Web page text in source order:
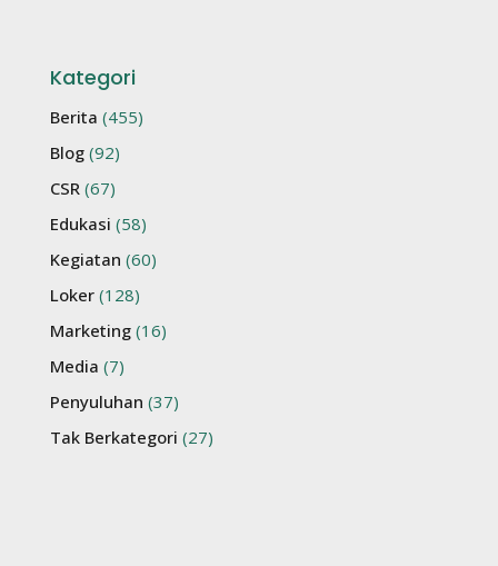
Kategori
Berita (455)
Blog (92)
CSR (67)
Edukasi (58)
Kegiatan (60)
Loker (128)
Marketing (16)
Media (7)
Penyuluhan (37)
Tak Berkategori (27)